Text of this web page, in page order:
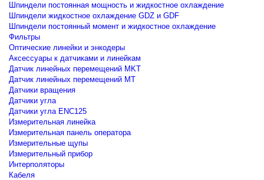
Шпиндели постоянная мощность и жидкостное охлаждение
Шпиндели жидкостное охлаждение GDZ и GDF
Шпиндели постоянный момент и жидкостное охлаждение
Фильтры
Оптические линейки и энкодеры
Аксессуары к датчиками и линейкам
Датчик линейных перемещений MKT
Датчик линейных перемещений MT
Датчики вращения
Датчики угла
Датчики угла ENC125
Измерительная линейка
Измерительная панель оператора
Измерительные щупы
Измерительный прибор
Интерполяторы
Кабеля